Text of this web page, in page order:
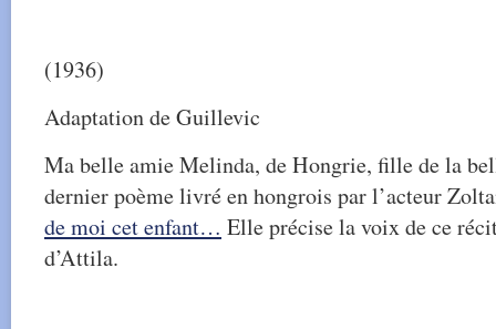
(1936)
Adaptation de Guillevic
Ma belle amie Melinda, de Hongrie, fille de la
dernier poème livré en hongrois par l’acteur
de moi cet enfant… Elle précise la voix de ce
d’Attila.